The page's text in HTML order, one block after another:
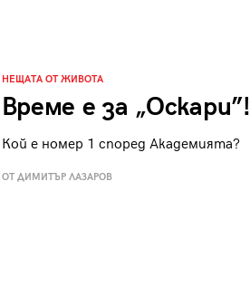
НЕЩАТА ОТ ЖИВОТА
Време е за „Оскари”!
Кой e номер 1 според Академията?
ОТ ДИМИТЪР ЛАЗАРОВ